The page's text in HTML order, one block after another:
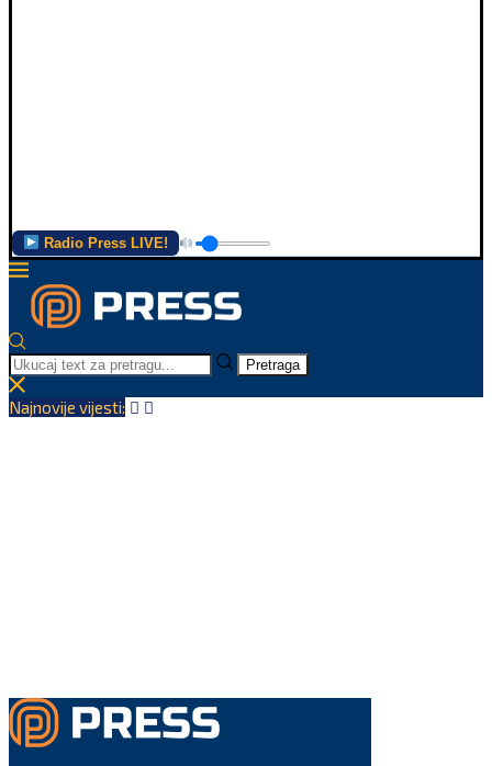
Radio Press LIVE!
Pretraga
Najnovije vijesti: